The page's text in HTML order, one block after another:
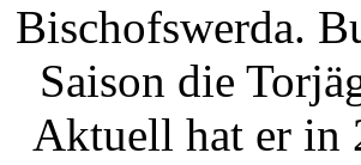
Bischofswerda.
Saison die
Aktuell hat er in